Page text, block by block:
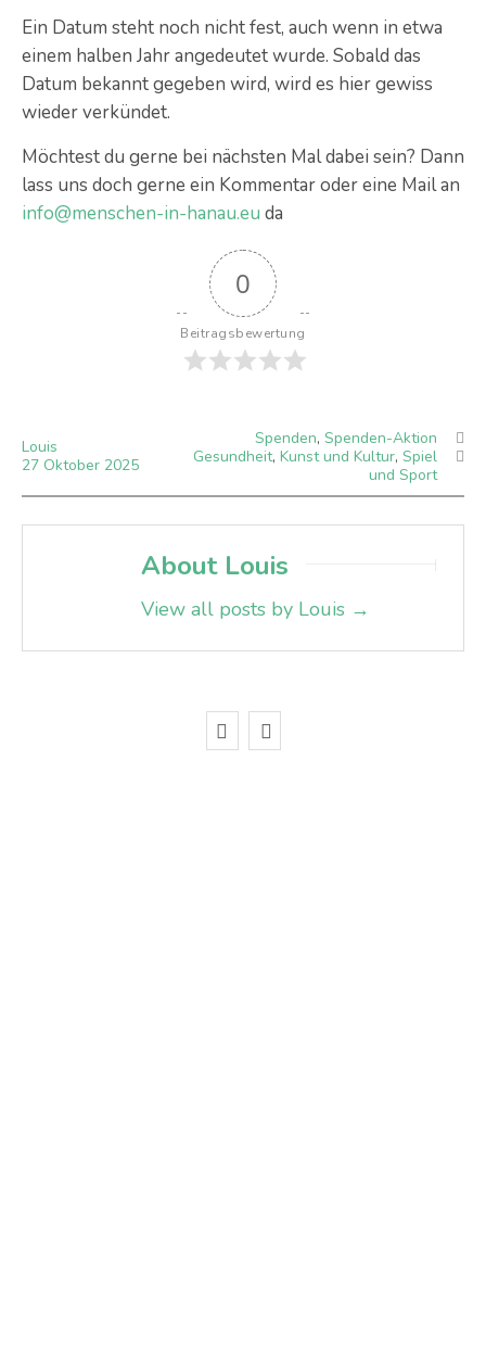
Ein Datum steht noch nicht fest, auch wenn in etwa
einem halben Jahr angedeutet wurde. Sobald das
Datum bekannt gegeben wird, wird es hier gewiss
wieder verkündet.
Möchtest du gerne bei nächsten Mal dabei sein? Dann
lass uns doch gerne ein Kommentar oder eine Mail an
info@menschen-in-hanau.eu da
0
Beitragsbewertung
Louis
27 Oktober 2025
Spenden, Spenden-Aktion
Gesundheit, Kunst und Kultur, Spiel
und Sport
About Louis
View all posts by Louis →